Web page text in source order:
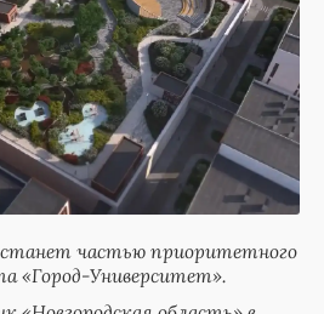
частью приоритетного
«Город-Университет».